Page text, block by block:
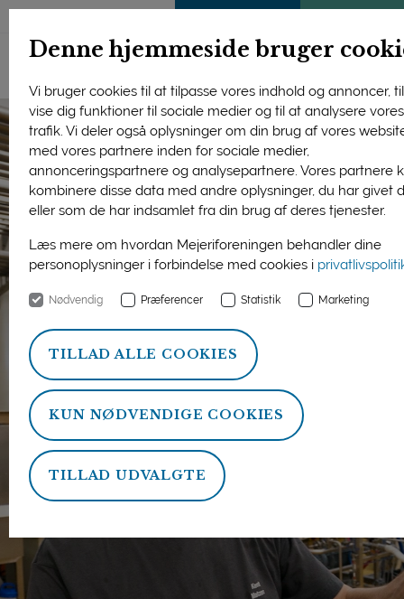
Denne hjemmeside bruger
Vi bruger cookies til at tilpasse vores indhold og annoncer,
vise dig funktioner til sociale medier og til at analysere vores
trafik. Vi deler også oplysninger om din brug af vores
med vores partnere inden for sociale medier,
annonceringspartnere og analysepartnere. Vores partnere
kombinere disse data med andre oplysninger, du har givet
eller som de har indsamlet fra din brug af deres tjenester.
Læs mere om hvordan Mejeriforeningen behandler dine
personoplysninger i forbindelse med cookies i
Nødvendig Præferencer Statistik Marketing
TILLAD ALLE COOKIES
KUN NØDVENDIGE COOKIES
TILLAD UDVALGTE